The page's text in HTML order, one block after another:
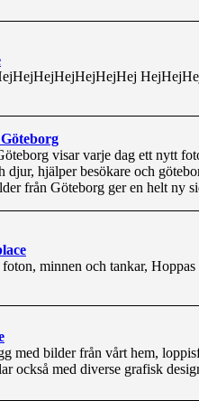
visar varje dag ett nytt
djur, hjälper besökare och
från Göteborg ger en helt ny
minnen och tankar,
med bilder från vårt hem,
också med diverse grafisk